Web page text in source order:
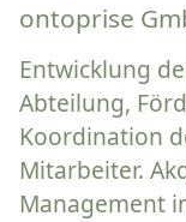
ontoprise
Entwicklung
Abteilung,
Koordination
Mitarbeiter.
Management